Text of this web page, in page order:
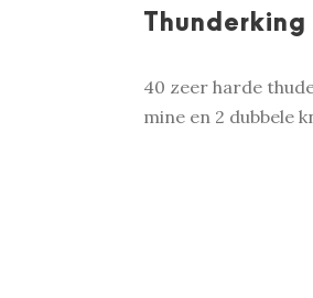
40 zeer harde
mine en 2 dubbele